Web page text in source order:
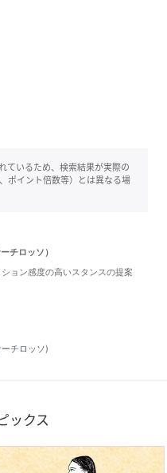
ているため、検索結果が実際の
ポイント倍数等）とは異なる場
チロッソ）
ョン感度の高いスタンスの提案
ーチロッソ)
ックス